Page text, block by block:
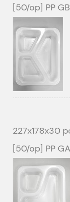
[50/op] PP
227x178x30
[50/op] PP